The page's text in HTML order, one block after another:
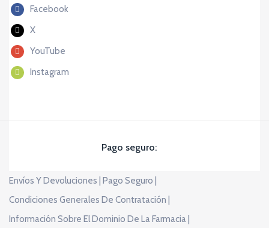
Facebook
X
YouTube
Instagram
Pago seguro:
Envíos Y Devoluciones | Pago Seguro |
Condiciones Generales De Contratación |
Información Sobre El Dominio De La Farmacia |